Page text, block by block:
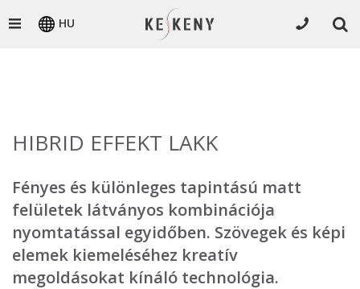
HU
HIBRID EFFEKT LAKK
Fényes és különleges tapintású matt
felületek látványos kombinációja
nyomtatással egyidőben. Szövegek és képi
elemek kiemeléséhez kreatív
megoldásokat kínáló technológia.